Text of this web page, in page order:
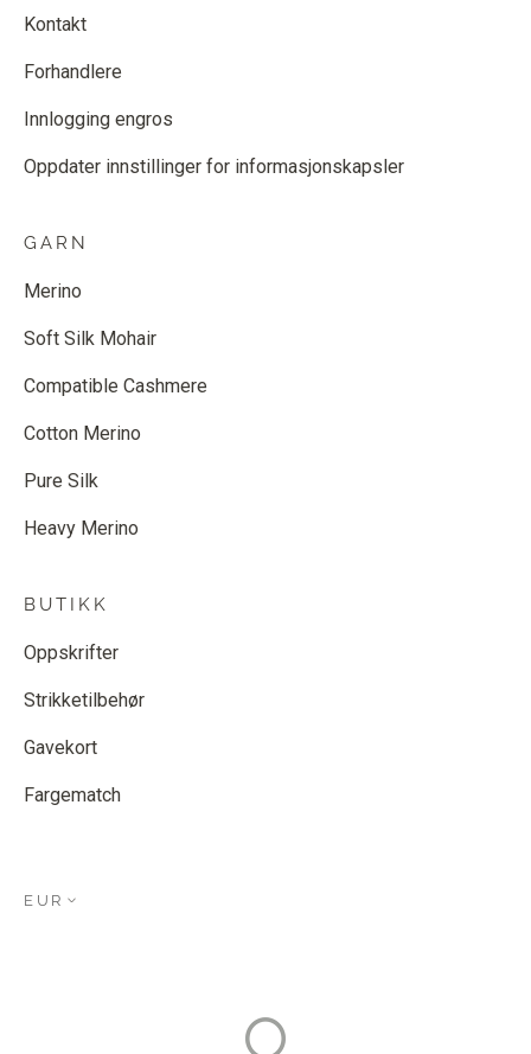
Kontakt
Forhandlere
Innlogging engros
Oppdater innstillinger for informasjonskapsler
GARN
Merino
Soft Silk Mohair
Compatible Cashmere
Cotton Merino
Pure Silk
Heavy Merino
BUTIKK
Oppskrifter
Strikketilbehør
Gavekort
Fargematch
EUR